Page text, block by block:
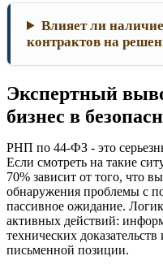
Влияет ли
контрактов на
Экспертный
бизнес в
РНП по 44-ФЗ - это
Если смотреть на такие
70% зависит от того, что
обнаружения проблемы с
пассивное ожидание.
активных действий:
технических
письменной позиции.